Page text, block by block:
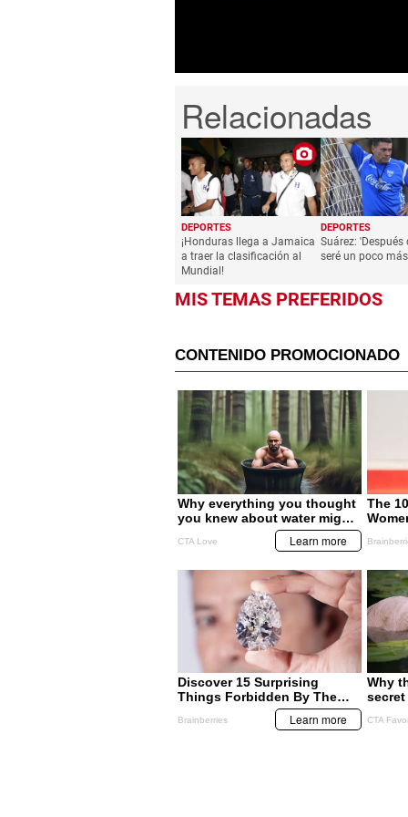
DEPORTES
¡Honduras llega a Jamaica
a traer la clasificación al
Mundial!
DEPORTES
Suárez: 'Después
seré un poco
MIS TEMAS PREFERIDOS